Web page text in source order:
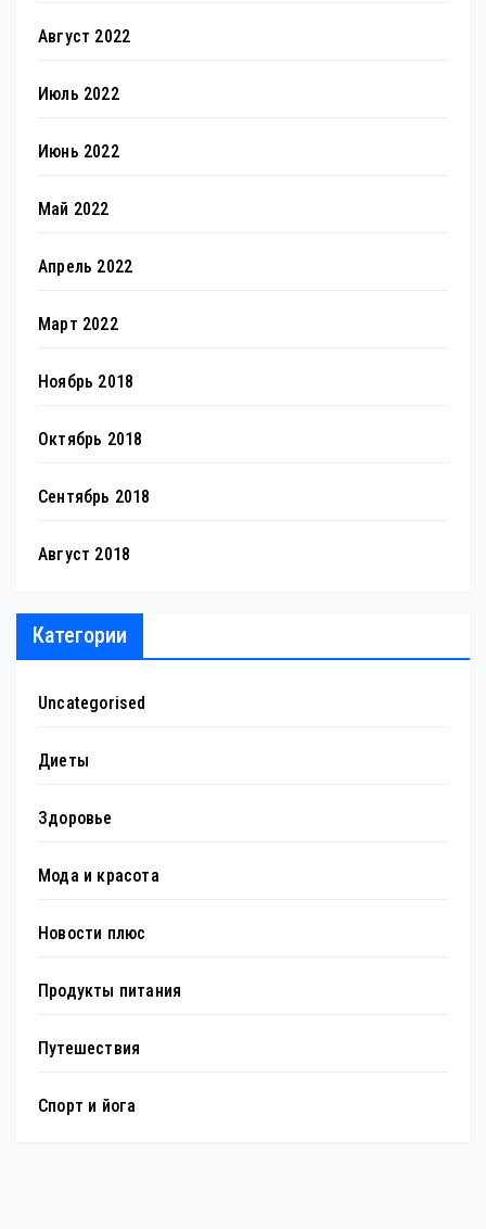
Август 2022
Июль 2022
Июнь 2022
Май 2022
Апрель 2022
Март 2022
Ноябрь 2018
Октябрь 2018
Сентябрь 2018
Август 2018
Категории
Uncategorised
Диеты
Здоровье
Мода и красота
Новости плюс
Продукты питания
Путешествия
Спорт и йога